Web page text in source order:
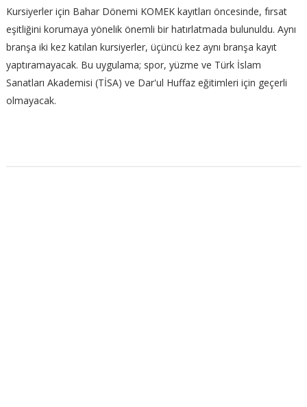
Kursiyerler için Bahar Dönemi KOMEK kayıtları öncesinde, fırsat
eşitliğini korumaya yönelik önemli bir hatırlatmada bulunuldu. Aynı
branşa iki kez katılan kursiyerler, üçüncü kez aynı branşa kayıt
yaptıramayacak. Bu uygulama; spor, yüzme ve Türk İslam
Sanatları Akademisi (TİSA) ve Dar'ul Huffaz eğitimleri için geçerli
olmayacak.